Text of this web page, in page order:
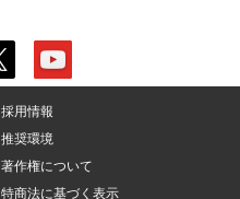
採用情報
推奨環境
著作権について
特商法に基づく表示